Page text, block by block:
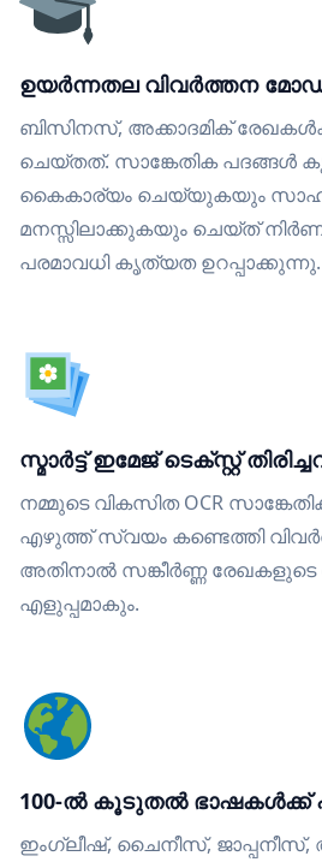
ഉയർന്നതല വിവർത്തന
ബിസിനസ്, അക്കാദമിക്
ചെയ്തത്. സാങ്കേതിക പദങ്ങൾ
കൈകാര്യം ചെയ്യുകയും
മനസ്സിലാക്കുകയും ചെയ്ത്
പരമാവധി കൃത്യത ഉറപ്പാക്കുന്നു.
സ്മാർട്ട് ഇമേജ് ടെക്സ്റ്റ്
നമ്മുടെ വികസിത OCR
എഴുത്ത് സ്വയം കണ്ടെത്തി
അതിനാൽ സങ്കീർണ്ണ രേഖകളുടെ
എളുപ്പമാകും.
100-ൽ കൂടുതൽ ഭാഷകൾക്ക്
ഇംഗ്ലീഷ്, ചൈനീസ്,